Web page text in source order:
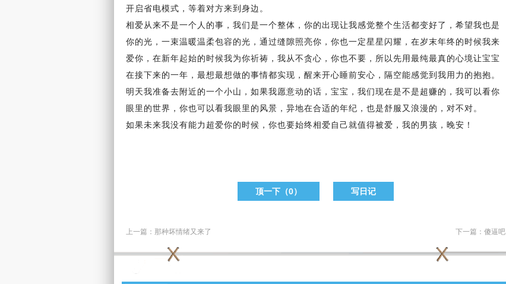
开启省电模式，等着对方来到身边。
相爱从来不是一个人 的事，我们是一个整体，你的出现让我感觉整个生活都变好了， 希望我也是
你的光，一束温暖温柔包容的光，通过缝隙照亮你，你也一定星星闪耀，在岁末年终的时候我来
爱你，在新年起始的时候我为你祈祷，我从不贪心，你也不要，所以先用最纯最真的心境让宝宝
在接下来的一年 ，最想最想做的事情都实现，醒来开心睡前安心，隔空能感觉到我用力的抱抱。
明天我准备去附近的一个小山，如果我愿意动的话，宝宝，我们现在是不是超赚的，我可以看你
眼里的世界，你也可以看我眼里的风景，异地在合适的年纪，也是舒服又浪漫的，对不对。
如果未来我没有能力超爱你的时候，你也要始终相爱自己就值得被爱，我的男孩，晚安！
顶一下（0） 写日记
上一篇： 那种坏情绪又来了 下一篇： 傻逼吧